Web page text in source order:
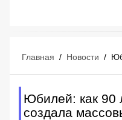
Главная / Новости /
Юбилей: как 90
создала